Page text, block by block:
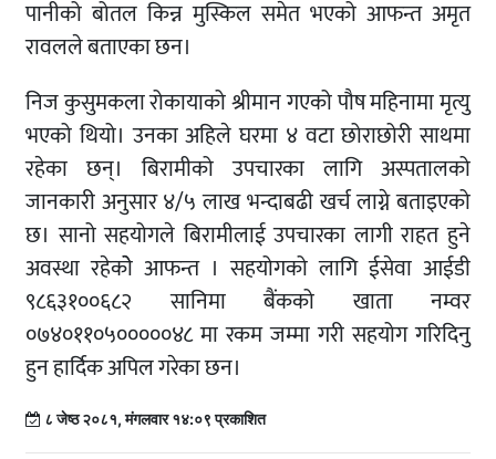
पानीको बोतल किन्न मुस्किल समेत भएको आफन्त अमृत
रावलले बताएका छन।
निज कुसुमकला रोकायाको श्रीमान गएको पौष महिनामा मृत्यु
भएको थियो। उनका अहिले घरमा ४ वटा छोराछोरी साथमा
रहेका छन्। बिरामीको उपचारका लागि अस्पतालको
जानकारी अनुसार ४/५ लाख भन्दाबढी खर्च लाग्ने बताइएको
छ। सानो सहयोगले बिरामीलाई उपचारका लागी राहत हुने
अवस्था रहेकोे आफन्त । सहयोगको लागि ईसेवा आईडी
९८६३१००६८२ सानिमा बैंकको खाता नम्वर
०७४०११०५०००००४८ मा रकम जम्मा गरी सहयोग गरिदिनु
हुन हार्दिक अपिल गरेका छन।
८ जेष्ठ २०८१, मंगलवार १४:०९ प्रकाशित